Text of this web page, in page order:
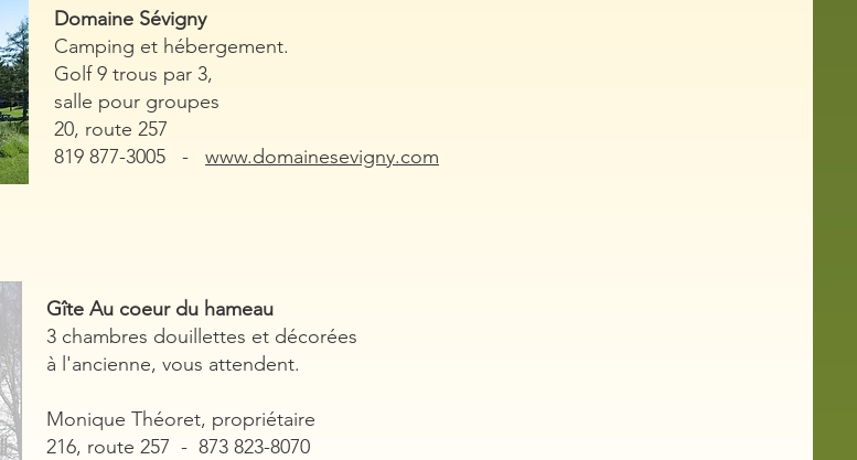
Domaine Sévigny
Camping et hébergement.
Golf 9 trous par 3,
salle pour groupes
20, route 257
819 877-3005 - www.domainesevigny.com
Gîte Au coeur du hameau
3 chambres douillettes et décorées
à l'ancienne, vous attendent.
Monique Théoret, propriétaire
216, route 257 - 873 823-8070